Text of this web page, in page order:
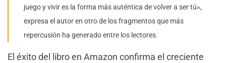
juego y vivir es la forma más auténtica de volver a ser tú»,
expresa el autor en otro de los fragmentos que más
repercusión ha generado entre los lectores.
El éxito del libro en Amazon confirma el creciente